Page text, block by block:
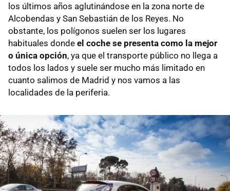
los últimos años aglutinándose en la zona norte de
Alcobendas y San Sebastián de los Reyes. No
obstante, los polígonos suelen ser los lugares
habituales donde el coche se presenta como la mejor
o única opción, ya que el transporte público no llega a
todos los lados y suele ser mucho más limitado en
cuanto salimos de Madrid y nos vamos a las
localidades de la periferia.